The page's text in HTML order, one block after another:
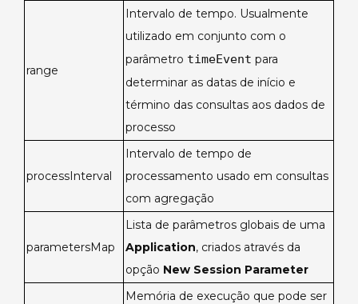
range
Intervalo de tempo. Usualmente
utilizado em conjunto com o
parâmetro timeEvent para
determinar as datas de início e
término das consultas aos dados de
processo
processInterval
Intervalo de tempo de
processamento usado em consultas
com agregação
parametersMap
Lista de parâmetros globais de uma
Application, criados através da
opção New Session Parameter
Memória de execução que pode ser